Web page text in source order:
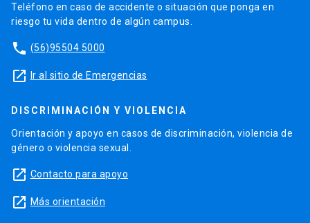
Teléfono en caso de accidente o situación que ponga en
riesgo tu vida dentro de algún campus.
phone (56)95504 5000
launch Ir al sitio de Emergencias
DISCRIMINACIÓN Y VIOLENCIA
Orientación y apoyo en casos de discriminación, violencia de
género o violencia sexual.
launch Contacto para apoyo
launch Más orientación